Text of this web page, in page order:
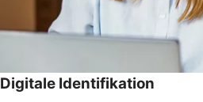
Digitale Identifikation